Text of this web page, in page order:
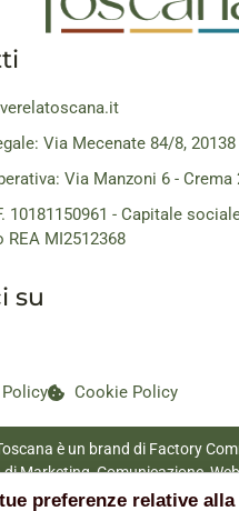
Via Mecenate 84/8,
Via Manzoni 6 - Crema
10181150961 - Capitale
REA MI2512368
su
Cookie Policy
è un brand di Factory
di Marketing, Comunicazione,
|
preferenze relative